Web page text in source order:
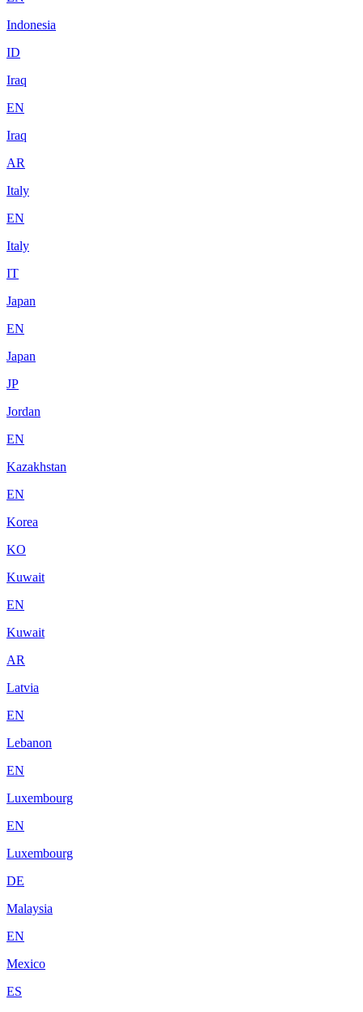
Indonesia
ID
Iraq
EN
Iraq
AR
Italy
EN
Italy
IT
Japan
EN
Japan
JP
Jordan
EN
Kazakhstan
EN
Korea
KO
Kuwait
EN
Kuwait
AR
Latvia
EN
Lebanon
EN
Luxembourg
EN
Luxembourg
DE
Malaysia
EN
Mexico
ES